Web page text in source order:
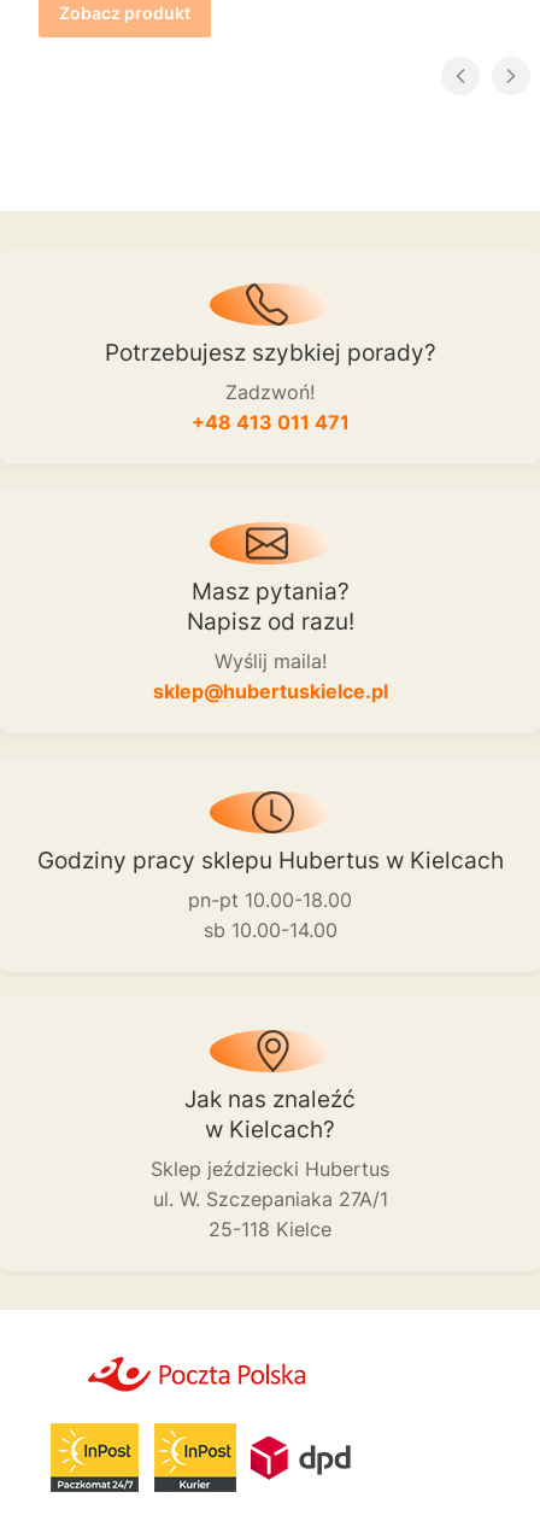
Zobacz produkt
Potrzebujesz szybkiej porady?
Zadzwoń!
+48 413 011 471
Masz pytania?
Napisz od razu!
Wyślij maila!
sklep@hubertuskielce.pl
Godziny pracy sklepu Hubertus w Kielcach
pn-pt 10.00-18.00
sb 10.00-14.00
Jak nas znaleźć
w Kielcach?
Sklep jeździecki Hubertus
ul. W. Szczepaniaka 27A/1
25-118 Kielce